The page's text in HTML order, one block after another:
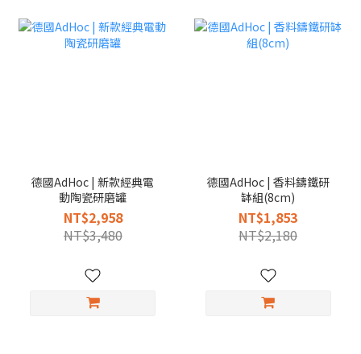
德國AdHoc | 新款經典電
動陶瓷研磨罐
NT$2,958
NT$3,480
德國AdHoc | 香料鑄鐵研
缽組(8cm)
NT$1,853
NT$2,180